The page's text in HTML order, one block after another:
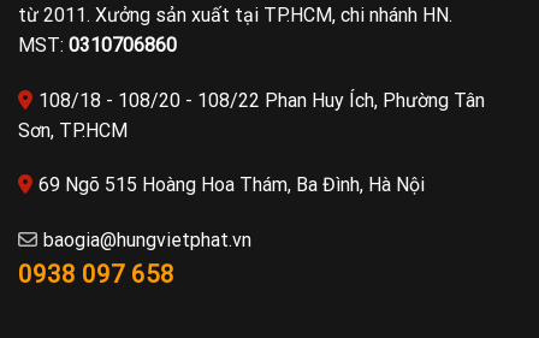
từ 2011. Xưởng sản xuất tại TP.HCM, chi nhánh HN.
MST: 0310706860
108/18 - 108/20 - 108/22 Phan Huy Ích, Phường Tân
Sơn, TP.HCM
69 Ngõ 515 Hoàng Hoa Thám, Ba Đình, Hà Nội
baogia@hungvietphat.vn
0938 097 658